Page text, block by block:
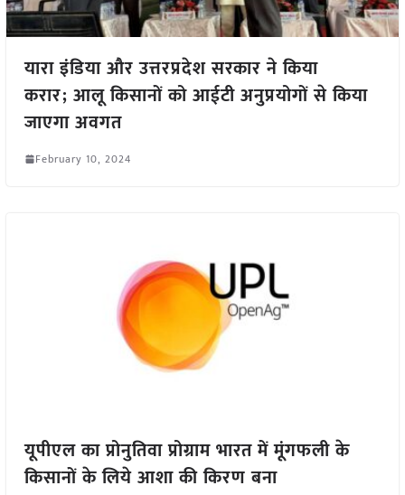
यारा इंडिया और उत्तरप्रदेश सरकार ने किया
करार; आलू किसानों को आईटी अनुप्रयोगों से किया
जाएगा अवगत
February 10, 2024
यूपीएल का प्रोनुतिवा प्रोग्राम भारत में मूंगफली के
किसानों के लिये आशा की किरण बना